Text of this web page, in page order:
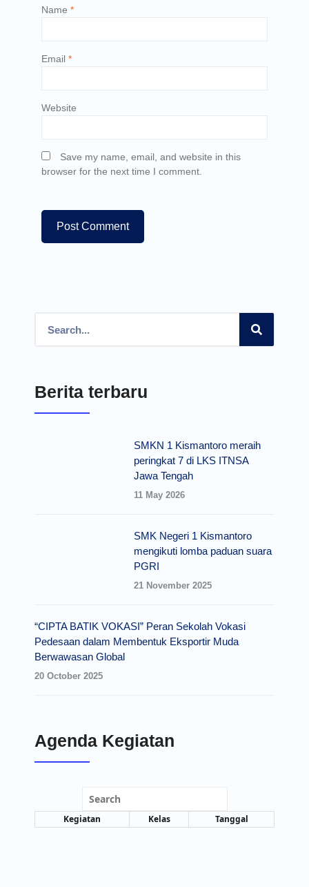
Name *
Email *
Website
Save my name, email, and website in this
browser for the next time I comment.
Berita terbaru
SMKN 1 Kismantoro meraih
peringkat 7 di LKS ITNSA
Jawa Tengah
11 May 2026
SMK Negeri 1 Kismantoro
mengikuti lomba paduan suara
PGRI
21 November 2025
“CIPTA BATIK VOKASI” Peran Sekolah Vokasi
Pedesaan dalam Membentuk Eksportir Muda
Berwawasan Global
20 October 2025
Agenda Kegiatan
Search
Kegiatan Kelas Tanggal